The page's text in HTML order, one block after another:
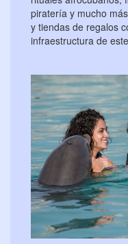
piratería y mucho
y tiendas de regalos
infraestructura de